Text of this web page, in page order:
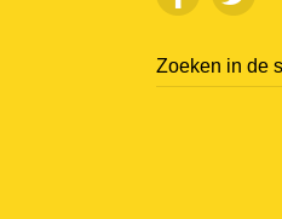
Zoeken in de